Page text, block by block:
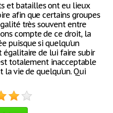
et batailles ont eu lieux
afin que certains groupes
très souvent entre
compte de ce droit, la
puisque si quelqu’un
de lui faire subir
totalement inacceptable
la vie de quelqu’un. Qui